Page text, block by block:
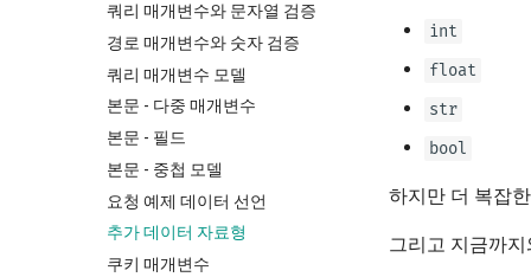
쿼리 매개변수와 문자열 검증
경로 매개변수와 숫자 검증
쿼리 매개변수 모델
본문 - 다중 매개변수
본문 - 필드
본문 - 중첩 모델
요청 예제 데이터 선언
추가 데이터 자료형
쿠키 매개변수
int
float
str
bool
하지만 더 복잡
그리고 지금까